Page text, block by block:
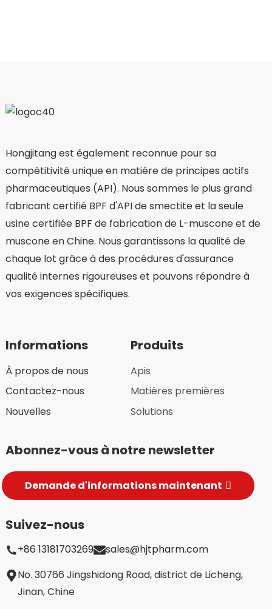
Hongjitang est également reconnue pour sa
compétitivité unique en matière de principes actifs
pharmaceutiques (API). Nous sommes le plus grand
fabricant certifié BPF d'API de smectite et la seule
usine certifiée BPF de fabrication de L-muscone et de
muscone en Chine. Nous garantissons la qualité de
chaque lot grâce à des procédures d'assurance
qualité internes rigoureuses et pouvons répondre à
vos exigences spécifiques.
Informations
À propos de nous
Contactez-nous
Nouvelles
Produits
Apis
Matières premières
Solutions
Abonnez-vous à notre newsletter
Demande d'informations maintenant
Suivez-nous
+86 13181703269
sales@hjtpharm.com
No. 30766 Jingshidong Road, district de Licheng,
Jinan, Chine